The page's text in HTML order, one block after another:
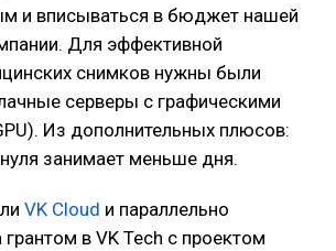
и вписываться в бюджет нашей
Для эффективной
снимков нужны были
серверы с графическими
Из дополнительных плюсов:
занимает меньше дня.
VK Cloud и параллельно
грантом в VK Tech с проектом